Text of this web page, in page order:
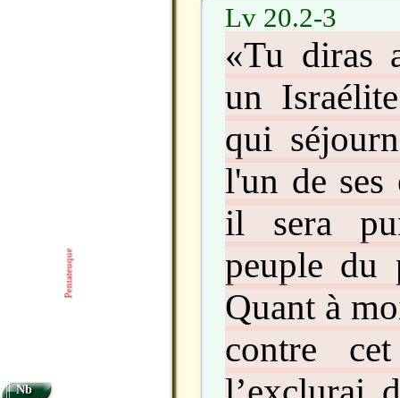
Lv 20.2-3
«Tu diras
un
qui
l'un de ses
il sera
peuple du
Quant à
contre
Nb
Pentateuque